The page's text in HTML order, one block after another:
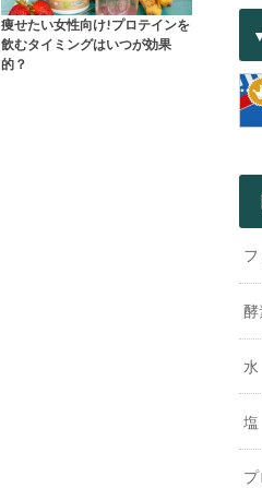
痩せたい女性向け!プロテインを
飲むタイミングはいつが効果
的？
酵
水
塩